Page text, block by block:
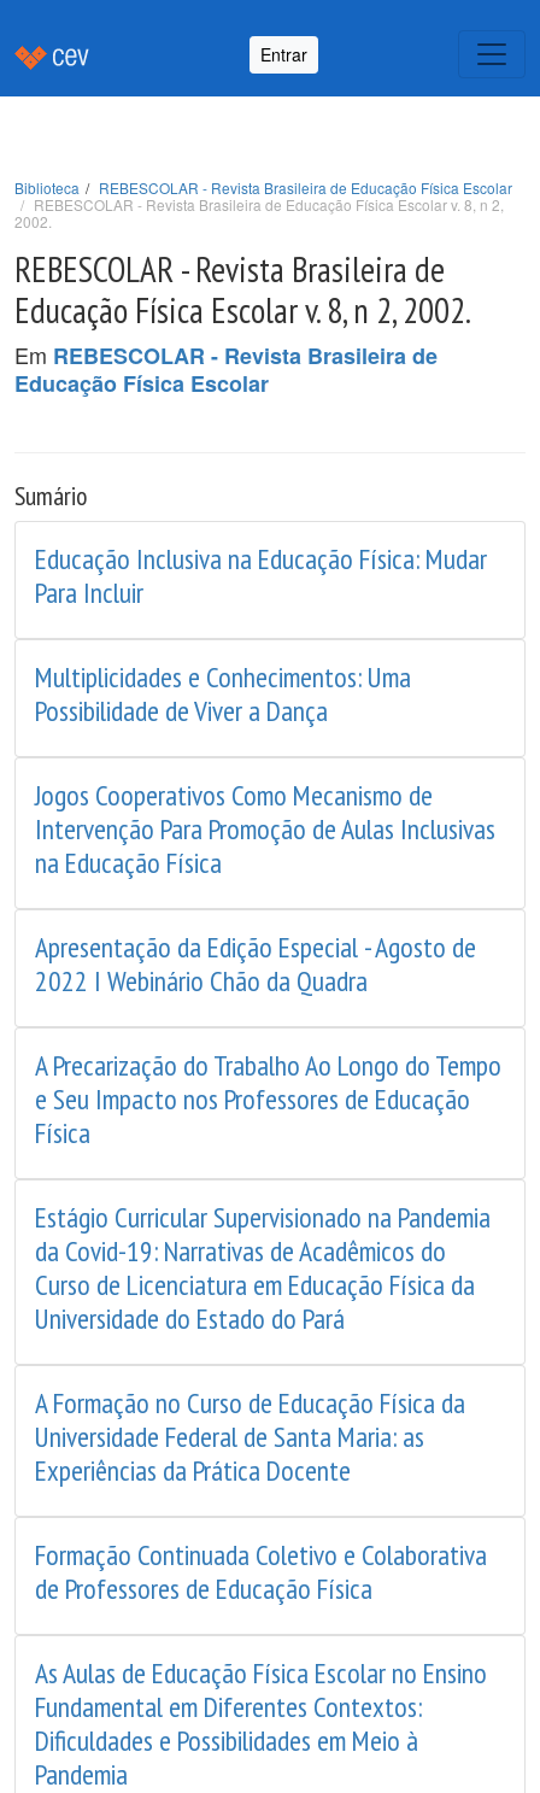
Entrar
Biblioteca
REBESCOLAR - Revista Brasileira de Educação Física Escolar
REBESCOLAR - Revista Brasileira de Educação Física Escolar v. 8, n 2,
2002.
REBESCOLAR - Revista Brasileira de
Educação Física Escolar v. 8, n 2, 2002.
Em REBESCOLAR - Revista Brasileira de
Educação Física Escolar
Sumário
Educação Inclusiva na Educação Física: Mudar
Para Incluir
Multiplicidades e Conhecimentos: Uma
Possibilidade de Viver a Dança
Jogos Cooperativos Como Mecanismo de
Intervenção Para Promoção de Aulas Inclusivas
na Educação Física
Apresentação da Edição Especial - Agosto de
2022 I Webinário Chão da Quadra
A Precarização do Trabalho Ao Longo do Tempo
e Seu Impacto nos Professores de Educação
Física
Estágio Curricular Supervisionado na Pandemia
da Covid-19: Narrativas de Acadêmicos do
Curso de Licenciatura em Educação Física da
Universidade do Estado do Pará
A Formação no Curso de Educação Física da
Universidade Federal de Santa Maria: as
Experiências da Prática Docente
Formação Continuada Coletivo e Colaborativa
de Professores de Educação Física
As Aulas de Educação Física Escolar no Ensino
Fundamental em Diferentes Contextos:
Dificuldades e Possibilidades em Meio à
Pandemia